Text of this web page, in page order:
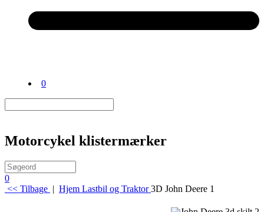
0
Motorcykel klistermærker
0
<< Tilbage | Hjem Lastbil og Traktor 3D John Deere 1